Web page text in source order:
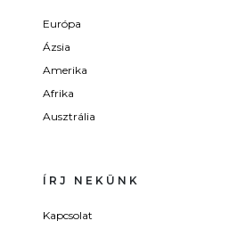
Európa
Ázsia
Amerika
Afrika
Ausztrália
ÍRJ NEKÜNK
Kapcsolat